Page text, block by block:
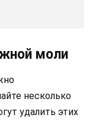
моли
несколько
удалить этих